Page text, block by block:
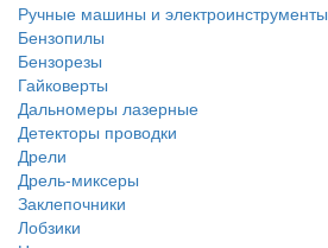
Ручные машины и электроинструменты
Бензопилы
Бензорезы
Гайковерты
Дальномеры лазерные
Детекторы проводки
Дрели
Дрель-миксеры
Заклепочники
Лобзики